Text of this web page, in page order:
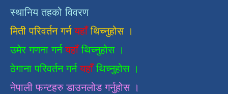
स्थानिय तहको विवरण
मिती परिवर्तन गर्न यहाँ थिच्नुहोस ।
उमेर गणना गर्नयहाँथिच्नुहोस ।
ठेगाना परिवर्तन गर्नयहाँ थिच्नुहोस ।
नेपाली फन्टहरु डाउनलोड गर्नुहोस ।